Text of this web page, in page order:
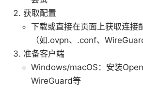
获取配置
下载或直接在页面上获取连接
（如.ovpn、.conf、
准备客户端
Windows/macOS：安装
WireGuard等